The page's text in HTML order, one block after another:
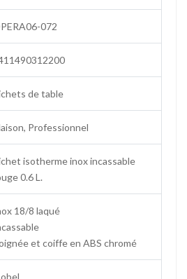
072
de table
Professionnel
isotherme inox incassable
0.6 L.
18/8 laqué
et coiffe en ABS chromé